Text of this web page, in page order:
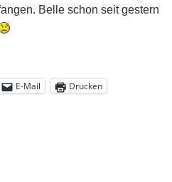
Belle schon seit gestern
E-Mail Drucken